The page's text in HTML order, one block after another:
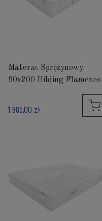
Materac Sprężynowy
90x200 Hilding Flamenco
1 889,00 zł